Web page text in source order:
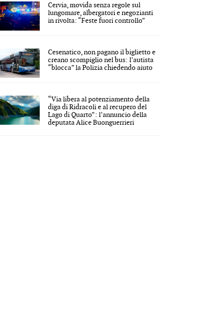
Cervia, movida senza regole sul
lungomare, albergatori e negozianti
in rivolta: “Feste fuori controllo”
Cesenatico, non pagano il biglietto e
creano scompiglio nel bus: l’autista
“blocca” la Polizia chiedendo aiuto
“Via libera al potenziamento della
diga di Ridracoli e al recupero del
Lago di Quarto”: l’annuncio della
deputata Alice Buonguerrieri